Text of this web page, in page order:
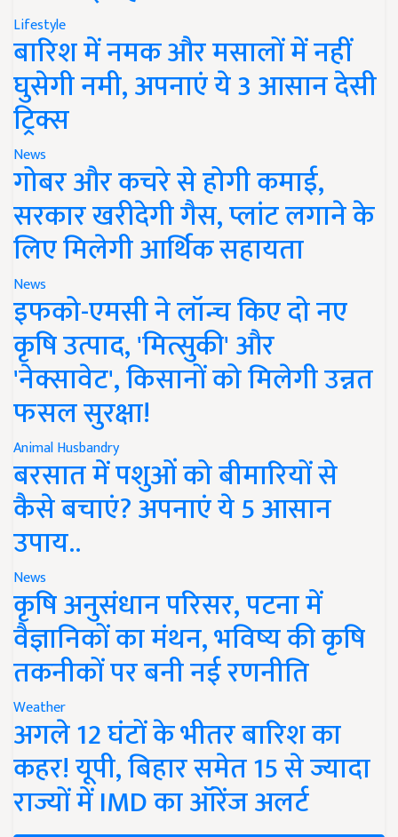
Lifestyle
बारिश में नमक और मसालों में नहीं
घुसेगी नमी, अपनाएं ये 3 आसान देसी
ट्रिक्स
News
गोबर और कचरे से होगी कमाई,
सरकार खरीदेगी गैस, प्लांट लगाने के
लिए मिलेगी आर्थिक सहायता
News
इफको-एमसी ने लॉन्च किए दो नए
कृषि उत्पाद, 'मित्सुकी' और
'नेक्सावेट', किसानों को मिलेगी उन्नत
फसल सुरक्षा!
Animal Husbandry
बरसात में पशुओं को बीमारियों से
कैसे बचाएं? अपनाएं ये 5 आसान
उपाय..
News
कृषि अनुसंधान परिसर, पटना में
वैज्ञानिकों का मंथन, भविष्य की कृषि
तकनीकों पर बनी नई रणनीति
Weather
अगले 12 घंटों के भीतर बारिश का
कहर! यूपी, बिहार समेत 15 से ज्यादा
राज्यों में IMD का ऑरेंज अलर्ट